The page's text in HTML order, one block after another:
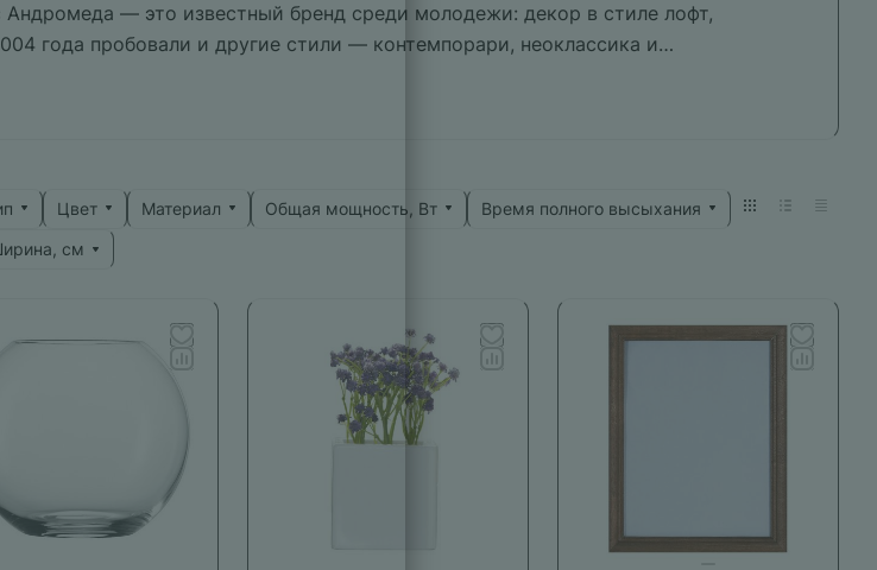
— это известный бренд среди молодежи: декор в стиле лофт,
года пробовали и другие стили — контемпорари, неоклассика и
экологичные материалы диктовала свои условия. Семья стала известной,
Цвет Материал Общая мощность, Вт Время полного высыхания
см